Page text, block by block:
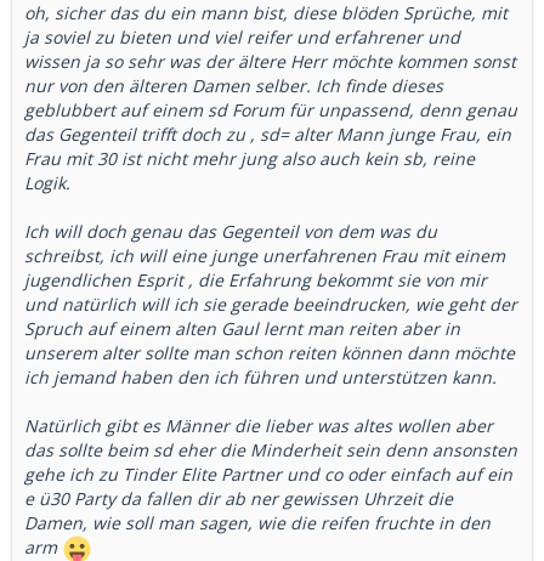
oh, sicher das du ein mann bist, diese blöden Sprüche, mit
ja soviel zu bieten und viel reifer und erfahrener und
wissen ja so sehr was der ältere Herr möchte kommen sonst
nur von den älteren Damen selber. Ich finde dieses
geblubbert auf einem sd Forum für unpassend, denn genau
das Gegenteil trifft doch zu , sd= alter Mann junge Frau, ein
Frau mit 30 ist nicht mehr jung also auch kein sb, reine
Logik.
Ich will doch genau das Gegenteil von dem was du
schreibst, ich will eine junge unerfahrenen Frau mit einem
jugendlichen Esprit , die Erfahrung bekommt sie von mir
und natürlich will ich sie gerade beeindrucken, wie geht der
Spruch auf einem alten Gaul lernt man reiten aber in
unserem alter sollte man schon reiten können dann möchte
ich jemand haben den ich führen und unterstützen kann.
Natürlich gibt es Männer die lieber was altes wollen aber
das sollte beim sd eher die Minderheit sein denn ansonsten
gehe ich zu Tinder Elite Partner und co oder einfach auf ein
e ü30 Party da fallen dir ab ner gewissen Uhrzeit die
Damen, wie soll man sagen, wie die reifen fruchte in den
arm